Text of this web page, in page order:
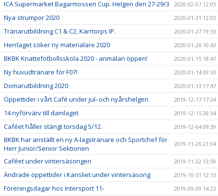
ICA Supermarket Bagarmossen Cup. Helgen den 27-29/3 2020-02-07 12:05
Nya strumpor 2020 2020-01-31 12:02
Tränarutbildning C1 & C2, Kärrtorps IP. 2020-01-27 19:53
Herrlaget söker ny materialare 2020 2020-01-26 10:43
BKBK Knattefotbollsskola 2020 - anmälan öppen! 2020-01-15 18:47
Ny huvudtränare för F07! 2020-01-14 09:53
Domarutbildning 2020 2020-01-13 17:47
Öppettider i vårt Café under jul- och nyårshelgen 2019-12-17 17:24
14 nyförvärv till damlaget 2019-12-15 20:34
Caféet håller stängt torsdag 5/12. 2019-12-04 09:39
BKBK har anställt en ny A-lagstränare och Sportchef för
Herr Junior/Senior Sektionen
2019-11-26 21:04
Caféet under vintersäsongen 2019-11-22 13:59
Ändrade öppettider i Kansliet under vintersäsong 2019-10-31 12:15
Föreningsdagar hos Intersport 11- 2019-09-09 14:23